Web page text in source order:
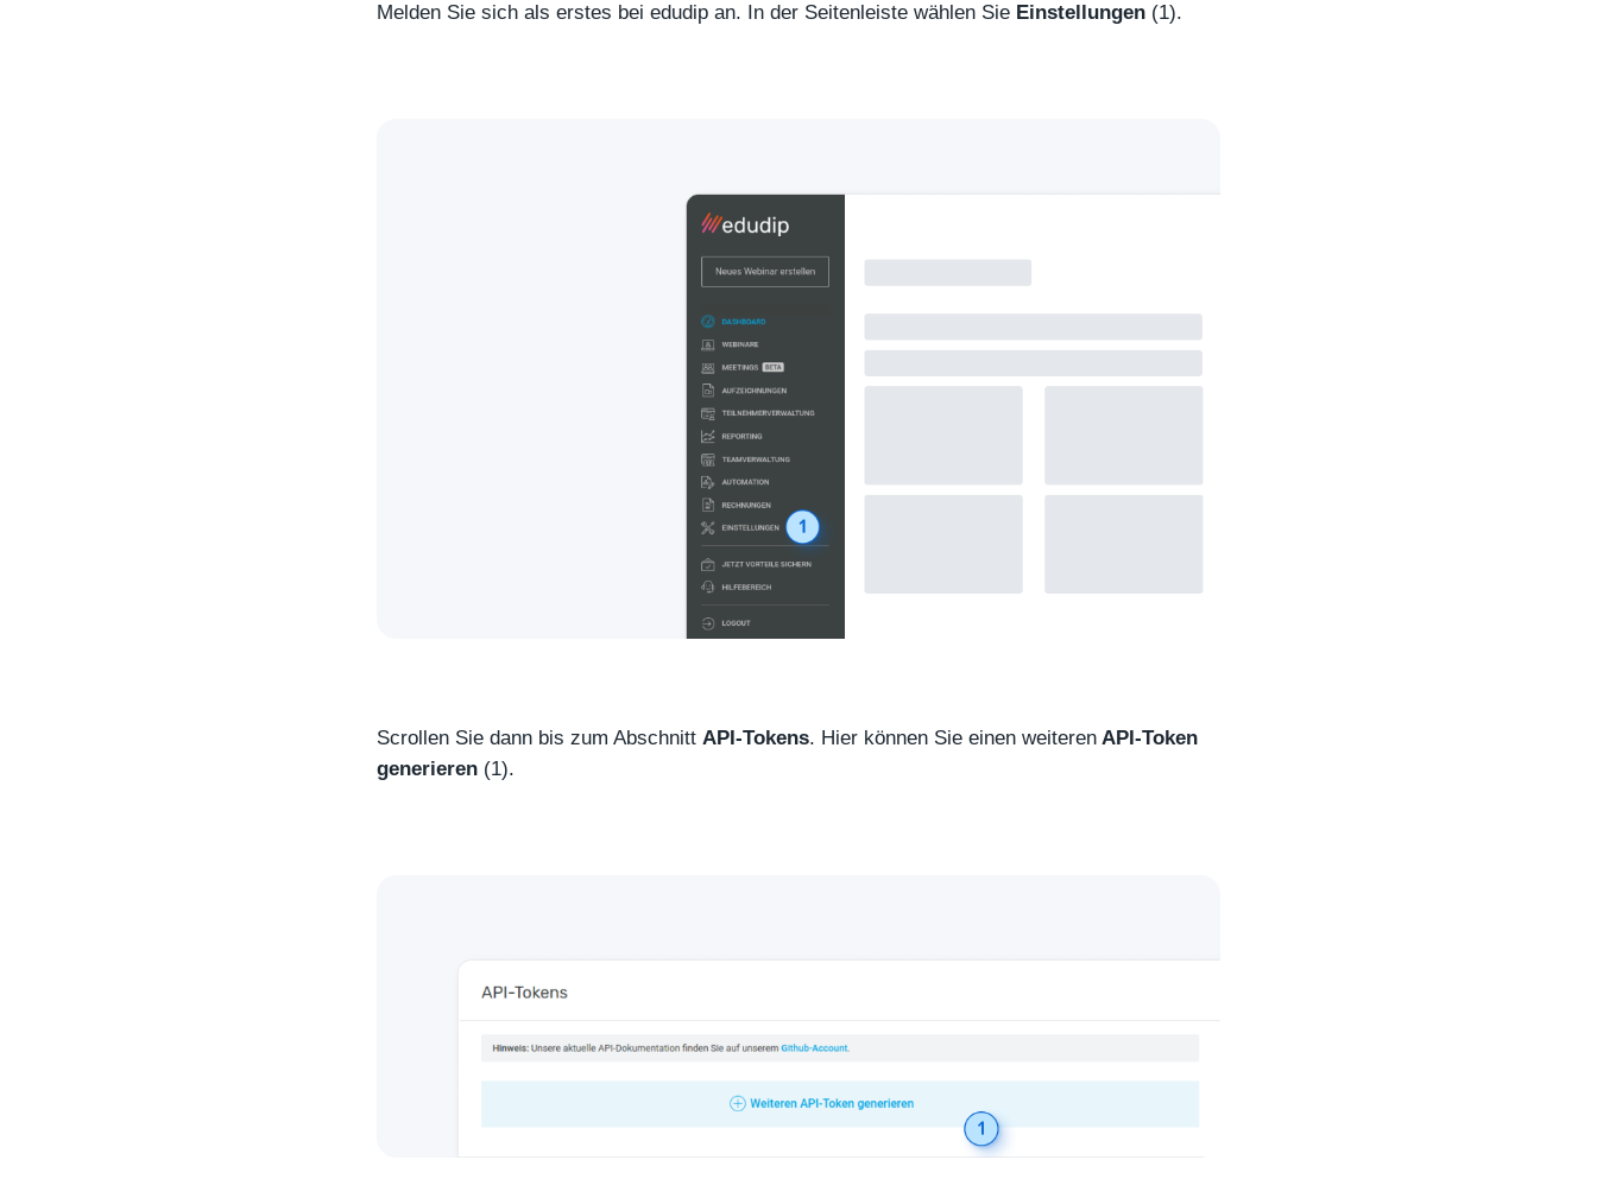
Melden Sie sich als erstes bei edudip an. In der Seitenleiste wählen Sie Einstellungen (1).
Scrollen Sie dann bis zum Abschnitt API-Tokens. Hier können Sie einen weiteren API-Token
generieren (1).